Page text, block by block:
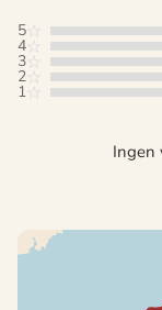
5
4
3
2
1
Ingen